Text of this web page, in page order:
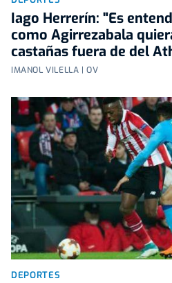
Iago Herrerín: "Es
como Agirrezabala
castañas fuera de del
IMANOL VILELLA | OV
DEPORTES